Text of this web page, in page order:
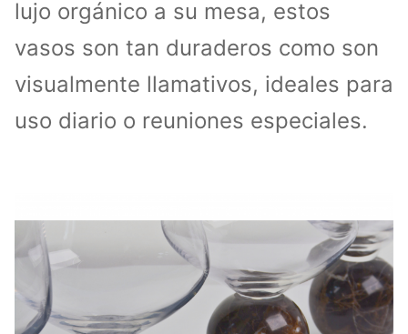
lujo orgánico a su mesa, estos
vasos son tan duraderos como son
visualmente llamativos, ideales para
uso diario o reuniones especiales.